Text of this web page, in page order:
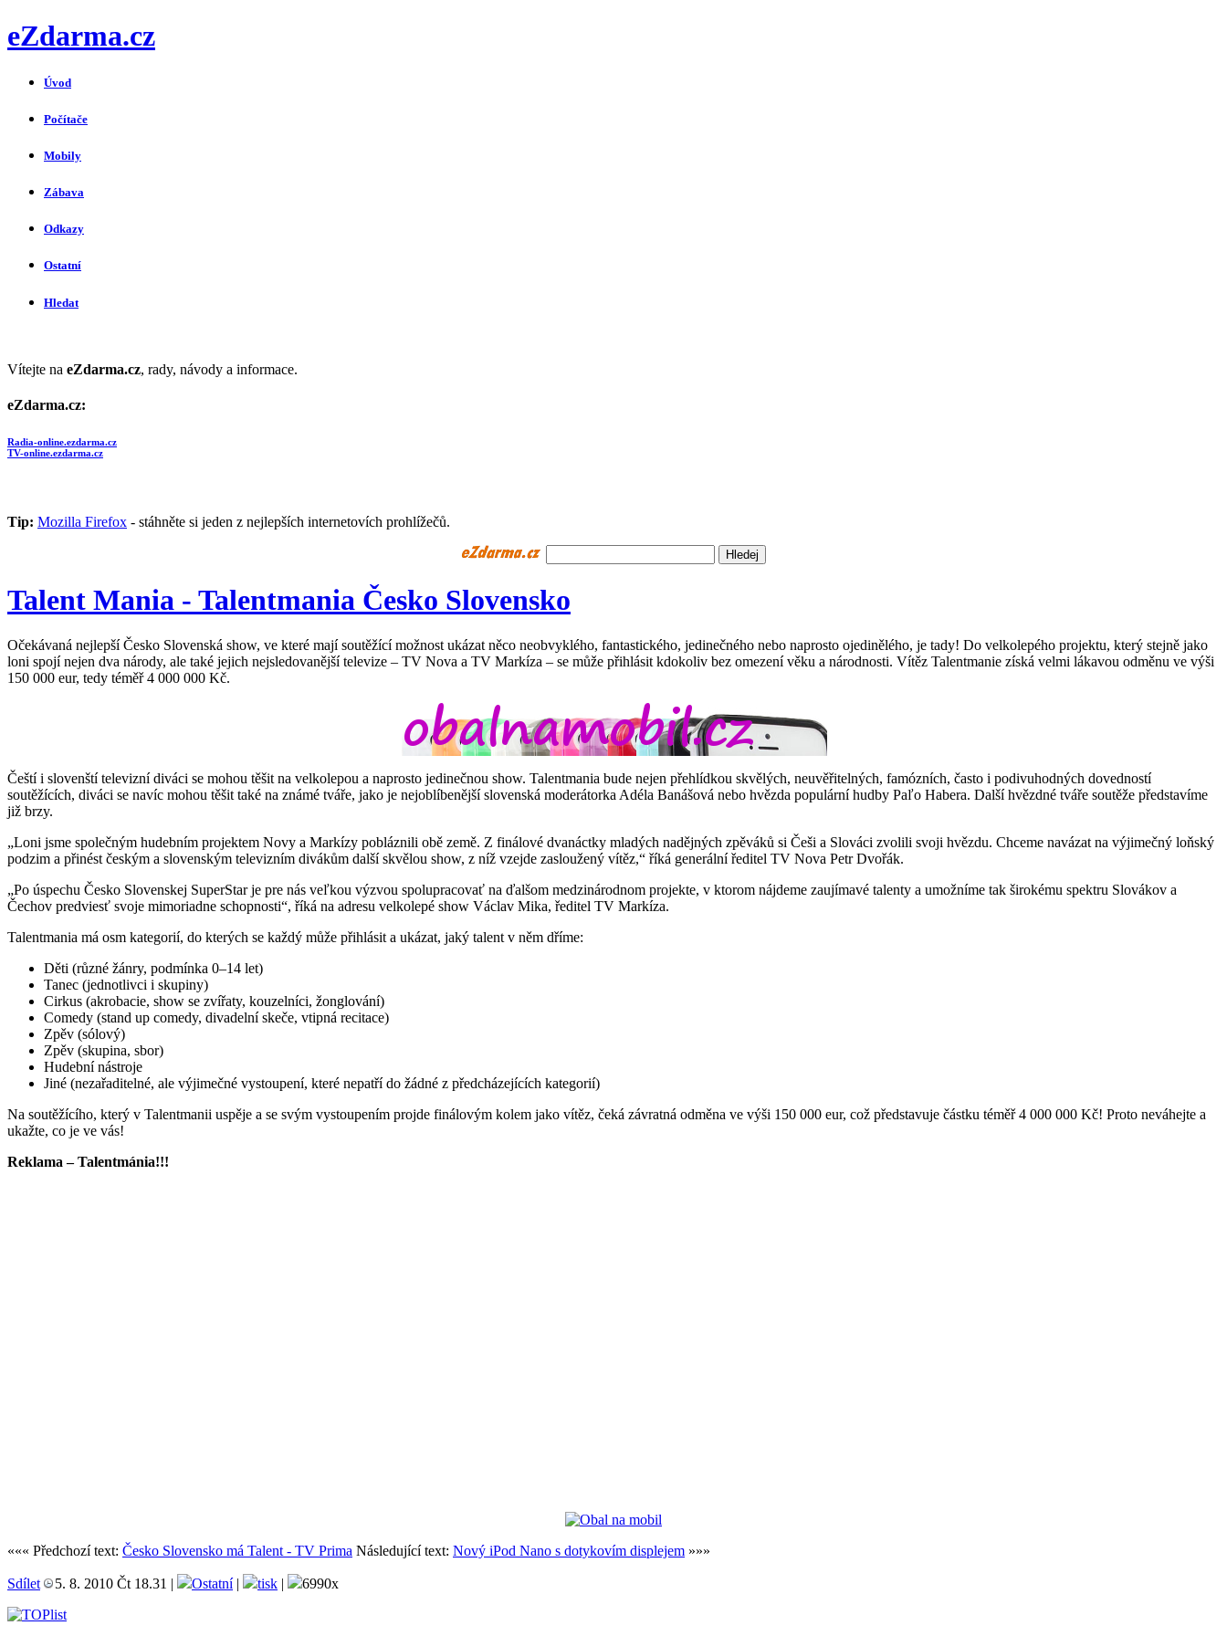
eZdarma.cz
Úvod
Počítače
Mobily
Zábava
Odkazy
Ostatní
Hledat
Vítejte na eZdarma.cz, rady, návody a informace.
eZdarma.cz:
Radia-online.ezdarma.cz
TV-online.ezdarma.cz
Tip: Mozilla Firefox - stáhněte si jeden z nejlepších internetovích prohlížečů.
Talent Mania - Talentmania Česko Slovensko
Očekávaná nejlepší Česko Slovenská show, ve které mají soutěžící možnost ukázat něco neobvyklého, fantastického, jedinečného nebo naprosto ojedinělého, je tady! Do velkolepého projektu, který stejně jako
loni spojí nejen dva národy, ale také jejich nejsledovanější televize – TV Nova a TV Markíza – se může přihlásit kdokoliv bez omezení věku a národnosti. Vítěz Talentmanie získá velmi lákavou odměnu ve výši
150 000 eur, tedy téměř 4 000 000 Kč.
Čeští i slovenští televizní diváci se mohou těšit na velkolepou a naprosto jedinečnou show. Talentmania bude nejen přehlídkou skvělých, neuvěřitelných, famózních, často i podivuhodných dovedností
soutěžících, diváci se navíc mohou těšit také na známé tváře, jako je nejoblíbenější slovenská moderátorka Adéla Banášová nebo hvězda populární hudby Paľo Habera. Další hvězdné tváře soutěže představíme
již brzy.
„Loni jsme společným hudebním projektem Novy a Markízy pobláznili obě země. Z finálové dvanáctky mladých nadějných zpěváků si Češi a Slováci zvolili svoji hvězdu. Chceme navázat na výjimečný loňský
podzim a přinést českým a slovenským televizním divákům další skvělou show, z níž vzejde zasloužený vítěz,“ říká generální ředitel TV Nova Petr Dvořák.
„Po úspechu Česko Slovenskej SuperStar je pre nás veľkou výzvou spolupracovať na ďalšom medzinárodnom projekte, v ktorom nájdeme zaujímavé talenty a umožníme tak širokému spektru Slovákov a
Čechov predviesť svoje mimoriadne schopnosti“, říká na adresu velkolepé show Václav Mika, ředitel TV Markíza.
Talentmania má osm kategorií, do kterých se každý může přihlásit a ukázat, jaký talent v něm dříme:
Děti (různé žánry, podmínka 0–14 let)
Tanec (jednotlivci i skupiny)
Cirkus (akrobacie, show se zvířaty, kouzelníci, žonglování)
Comedy (stand up comedy, divadelní skeče, vtipná recitace)
Zpěv (sólový)
Zpěv (skupina, sbor)
Hudební nástroje
Jiné (nezařaditelné, ale výjimečné vystoupení, které nepatří do žádné z předcházejících kategorií)
Na soutěžícího, který v Talentmanii uspěje a se svým vystoupením projde finálovým kolem jako vítěz, čeká závratná odměna ve výši 150 000 eur, což představuje částku téměř 4 000 000 Kč! Proto neváhejte a
ukažte, co je ve vás!
Reklama – Talentmánia!!!
««« Předchozí text: Česko Slovensko má Talent - TV Prima Následující text: Nový iPod Nano s dotykovím displejem »»»
Sdílet 5. 8. 2010 Čt 18.31 | Ostatní| tisk | 6990x